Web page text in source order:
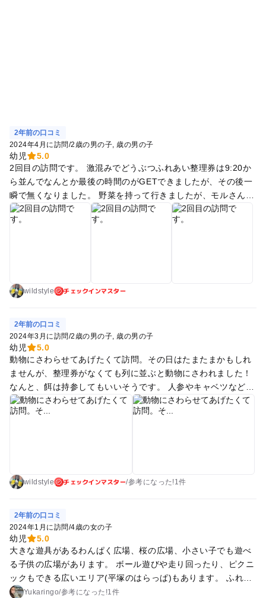
2年前の口コミ
2024年4月に訪問/2歳の男の子 歳の男の子
幼児
5.0
2回目の訪問です。 激混みでどうぶつふれあい整理券は9:20か
ら並んでなんとか最後の時間のがGETできましたが、その後一
瞬で無くなりました。 野菜を持って行きましたが、モルさんう
さぎさんまったく食べませんでした😷 ヤギさんはキャベツ食べ
てくれましたよ🤗
wildstyle チェックインマスター
2年前の口コミ
2024年3月に訪問/2歳の男の子 歳の男の子
幼児
5.0
動物にさわらせてあげたくて訪問。その日はたまたまかもしれ
ませんが、整理券がなくても列に並ぶと動物にさわれました！
なんと、餌は持参してもいいそうです。 人参やキャベツなど、
持っていって良いものはWebサイトに書いてありますので確認
してから行くと良いでしょう。 ひつじは大きくて息子は怖がっ
wildstyle チェックインマスター/参考になった!1件
2年前の口コミ
2024年1月に訪問/4歳の女の子
幼児
5.0
大きな遊具があるわんぱく広場、桜の広場、小さい子でも遊べ
る子供の広場があります。 ボール遊びや走り回ったり、ピクニ
ックもできる広いエリア(平塚のはらっぱ)もあります。 ふれあ
い動物園もあり、なんと無料です！野菜など持っていくか購入
Yukaringo/参考になった!1件